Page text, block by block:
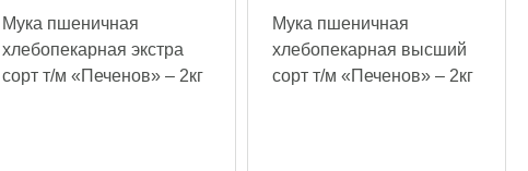
Мука пшеничная
хлебопекарная экстра
сорт т/м «Печенов» – 2кг
Мука пшеничная
хлебопекарная высший
сорт т/м «Печенов» – 2кг